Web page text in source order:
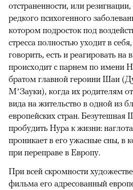
отстраненности, или
редкого психогенного
котором подросток под
стресса полностью уходит в
говорить, есть и реагировать
происходит с парнем по имени
братом главной героини Шаи
М’Зауки), когда их родителям
вида на жительство в одной из
европейских стран. Безутешная
пробудить Нура к жизни:
проникает в его ужасные сны, в
при переправе в Европу.
При всей скромности
фильма его адресованный